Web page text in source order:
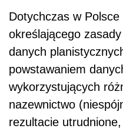
Dotychczas w Polsce
określającego
danych
powstawaniem
wykorzystujących
nazewnictwo
rezultacie